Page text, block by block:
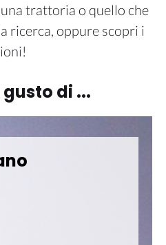
trattoria o quello che
ricerca, oppure scopri i
di ...